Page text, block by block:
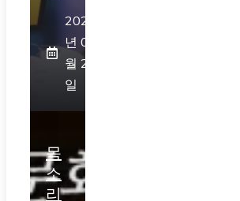
2026
년 07
월 28
일
목
소
리